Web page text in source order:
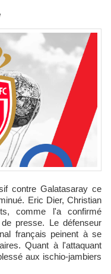
Eric Dier, Christian
comme l'a confirmé
presse. Le défenseur
français peinent à se
Quant à l'attaquant
aux ischio-jambiers